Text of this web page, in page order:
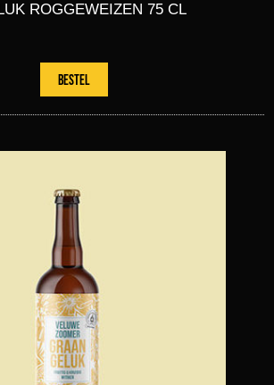
ROGGEWEIZEN 75 CL